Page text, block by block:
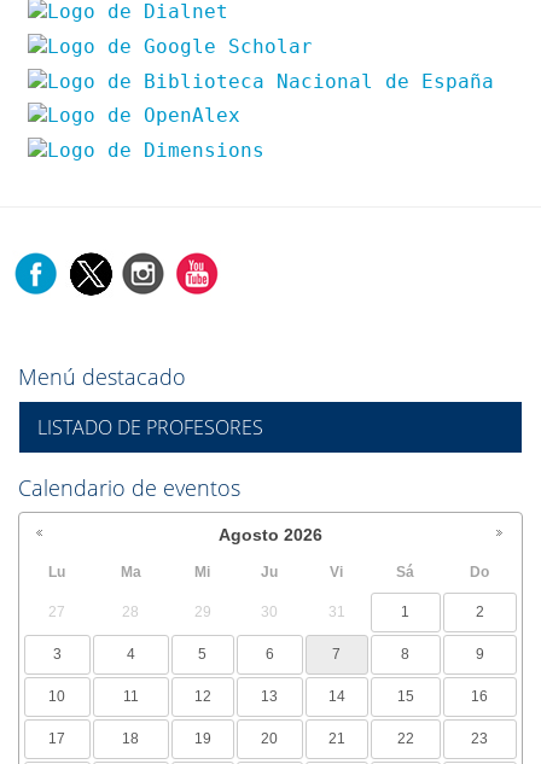
Menú destacado
LISTADO DE PROFESORES
Calendario de eventos
Agosto 2026
Lu Ma Mi Ju Vi Sá Do
27 28 29 30 31 1 2
3 4 5 6 7 8 9
10 11 12 13 14 15 16
17 18 19 20 21 22 23